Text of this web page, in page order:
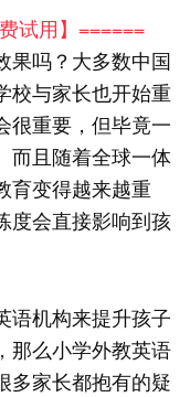
试用】======
果吗？大多数中国
校与家长也开始重
很重要，但毕竟一
而且随着全球一体
育变得越来越重
度会直接影响到孩
机构来提升孩子
那么小学外教英语
多家长都抱有的疑